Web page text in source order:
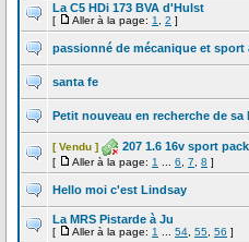
La C5 HDi 173 BVA d'Hulst
[ Aller à la page: 1 2 ]
passionné de mécanique et sport
santa fe
Petit nouveau en recherche de sa
[ Vendu ] 207 1.6 16v sport pack
[ Aller à la page: 1 6 7 8 ]
Hello moi c'est Lindsay
La MRS Pistarde à Ju
[ Aller à la page: 1 54 55 56 ]